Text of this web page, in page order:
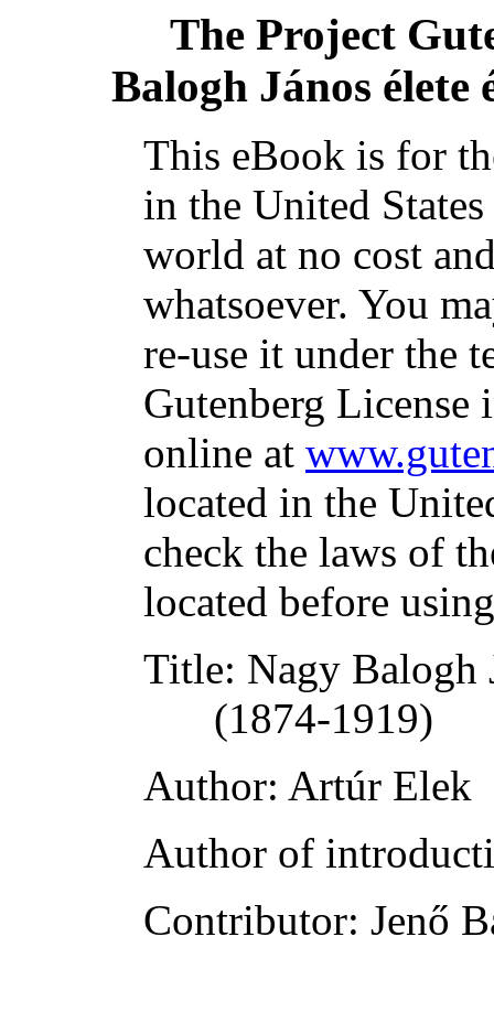
The Project
Balogh János élete
This eBook is for
in the United
world at no cost
whatsoever. You
re-use it under the
Gutenberg
online at
located in the
check the laws of
located before
Title: Nagy Balogh
(1874-1919)
Author: Artúr Elek
Author of
Contributor: Jenő